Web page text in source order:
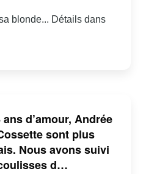
blonde... Détails dans
d’amour, Andrée
sont plus
Nous avons suivi
d…